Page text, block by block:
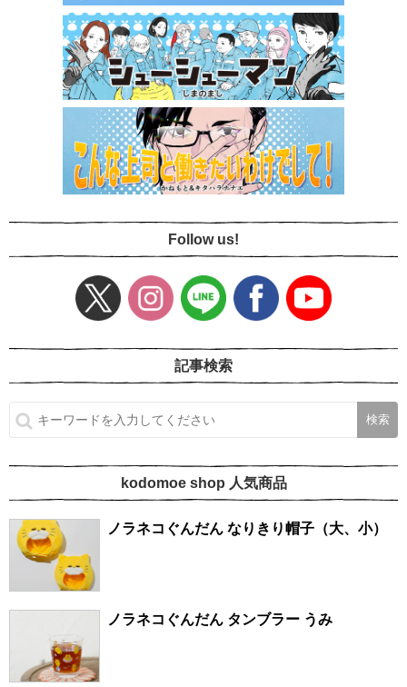
Follow us!
記事検索
kodomoe shop 人気商品
ノラネコぐんだん なりきり帽子（大、小）
ノラネコぐんだん タンブラー うみ